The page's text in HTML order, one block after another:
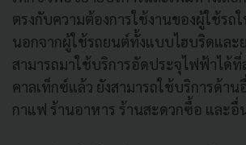
ตรงกับความต้องการใช้งานของผู้ใช้รถ
นอกจากผู้ใช้รถยนต์ทั้งแบบไฮบริดและ
สามารถมาใช้บริการอัดประจุไฟฟ้าได้
คาลเท็กซ์แล้ว ยังสามารถใช้บริการด้า
กาแฟ ร้านอาหาร ร้านสะดวกซื้อ และอื่